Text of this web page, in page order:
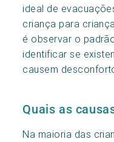
ideal de
criança para
é observar o
identificar se
causem
Quais as
Na maioria das